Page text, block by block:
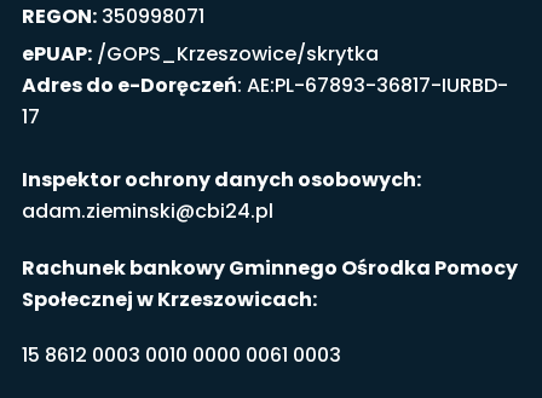
REGON:350998071
ePUAP:/GOPS_Krzeszowice/skrytka
Adres do e-Doręczeń: AE:PL-67893-36817-IURBD-
17
Inspektor ochrony danych osobowych:
adam.zieminski@cbi24.pl
Rachunek bankowy Gminnego Ośrodka Pomocy
Społecznej w Krzeszowicach:
15 8612 0003 0010 0000 0061 0003